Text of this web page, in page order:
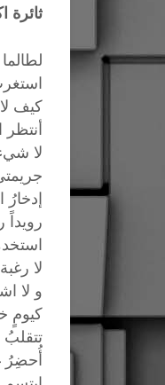
ثائرة
كيف
لا
إدخارُ
رويداً
لا
و لا
كيومٍ
أُحضِرُ